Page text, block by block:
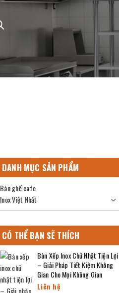
DANH MỤC SẢN PHẨM
Bàn ghế cafe
Inox Việt Nhất
CÓ THỂ BẠN SẼ THÍCH
Bàn Xếp Inox Chữ Nhật Tiện Lợi
– Giải Pháp Tiết Kiệm Không
Gian Cho Mọi Không Gian
Liên hệ